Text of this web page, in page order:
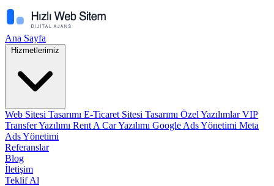
Ana Sayfa
Hizmetlerimiz
Web Sitesi Tasarımı E-Ticaret Sitesi Tasarımı Özel YazılımlarVIP
Transfer Yazılımı Rent A Car Yazılımı Google Ads Yönetimi Meta
Ads Yönetimi
Referanslar
Blog
İletişim
Teklif Al